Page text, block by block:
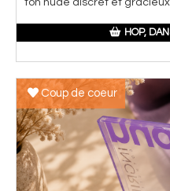
ton nude discret et
HOP,
Coup de coeur